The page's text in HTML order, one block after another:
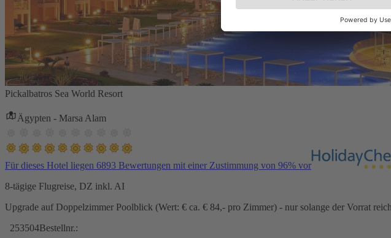
Pickalbatros Sea World Resort
Ägypten - Marsa Alam
Für dieses Hotel liegen 6893 Bewertungen mit einer Zustimmung von 96% vor
8-tägige Flugreise, DZ inkl. AI
Upgrade auf Doppelzimmer Poolblick (Wert: € ca. € 84,- pro Zimmer) - nur solange der Vorrat
253504Bestellnr.: